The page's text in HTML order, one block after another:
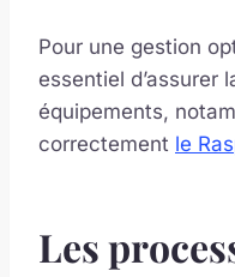
Pour une gestion
essentiel d’assurer
équipements,
correctement le
Les